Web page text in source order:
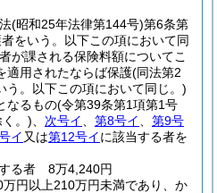
(昭和25年法律第144号)第6条第
をいう。以下この項において同
が課される保険料額についてこ
適用されたならば保護(同法第2
う。以下この項において同じ。)
なるもの(令第39条第1項第1号
。) 次号イ 第8号イ
第9号
イ 又は第12号イに該当する者を
る者 8万4,240円
円以上210万円未満であり、か